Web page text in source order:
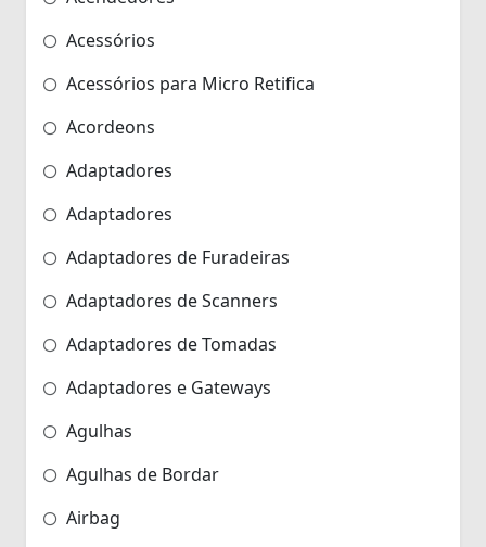
Acessórios
Acessórios para Micro Retifica
Acordeons
Adaptadores
Adaptadores
Adaptadores de Furadeiras
Adaptadores de Scanners
Adaptadores de Tomadas
Adaptadores e Gateways
Agulhas
Agulhas de Bordar
Airbag